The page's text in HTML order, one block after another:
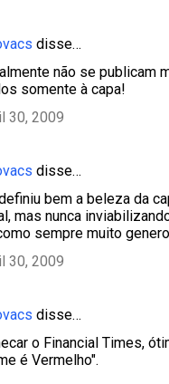
disse…
não se publicam
somente à capa!
30, 2009
disse…
bem a beleza da
mas nunca
sempre muito
30, 2009
disse…
o Financial Times,
é Vermelho".